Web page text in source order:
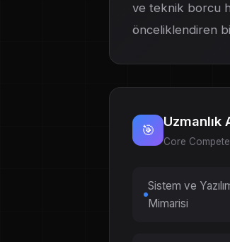
ve teknik borcu
önceliklendiren
🎯
Uzmanlık
Core
Sistem ve
Mimarisi